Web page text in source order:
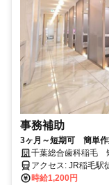
事務補助
3ヶ月～短期可 簡単作
千葉総合歯科稲毛
アクセス: JR
時給1,200円